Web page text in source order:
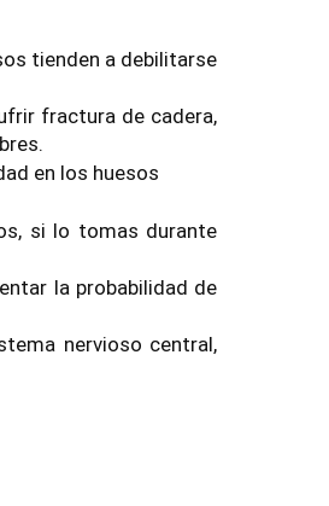
tienden a debilitarse
fractura de cadera,
en los huesos
si lo tomas durante
la probabilidad de
nervioso central,